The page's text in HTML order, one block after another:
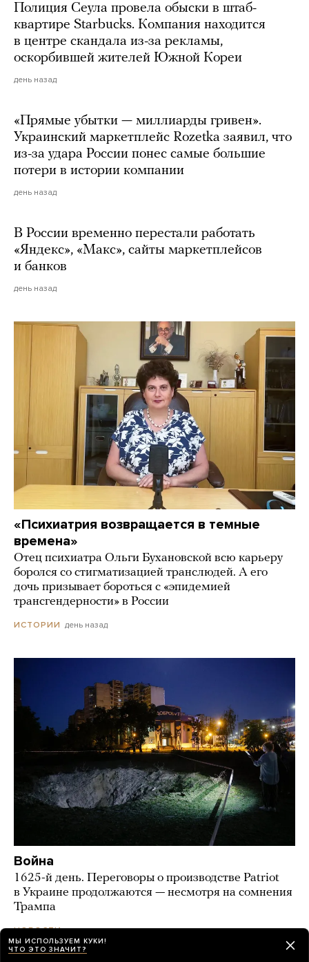
Полиция Сеула провела обыски в штаб-
квартире Starbucks. Компания находится
в центре скандала из-за рекламы,
оскорбившей жителей Южной Кореи
день назад
«Прямые убытки — миллиарды гривен».
Украинский маркетплейс Rozetka заявил, что
из-за удара России понес самые большие
потери в истории компании
день назад
В России временно перестали работать
«Яндекс», «Макс», сайты маркетплейсов
и банков
день назад
«Психиатрия возвращается в темные
времена»
Отец психиатра Ольги Бухановской всю карьеру
боролся со стигматизацией транслюдей. А его
дочь призывает бороться с «эпидемией
трансгендерности» в России
ИСТОРИИ день назад
Война
1625-й день. Переговоры о производстве Patriot
в Украине продолжаются — несмотря на сомнения
Трампа
НОВОСТИ день назад
МЫ ИСПОЛЬЗУЕМ КУКИ!
ЧТО ЭТО ЗНАЧИТ?